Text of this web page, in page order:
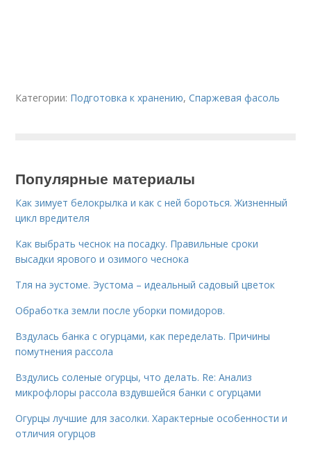
Категории: Подготовка к хранению,Спаржевая фасоль
Популярные материалы
Как зимует белокрылка и как с ней бороться. Жизненный
цикл вредителя
Как выбрать чеснок на посадку. Правильные сроки
высадки ярового и озимого чеснока
Тля на эустоме. Эустома – идеальный садовый цветок
Обработка земли после уборки помидоров.
Вздулась банка с огурцами, как переделать. Причины
помутнения рассола
Вздулись соленые огурцы, что делать. Re: Анализ
микрофлоры рассола вздувшейся банки с огурцами
Огурцы лучшие для засолки. Характерные особенности и
отличия огурцов